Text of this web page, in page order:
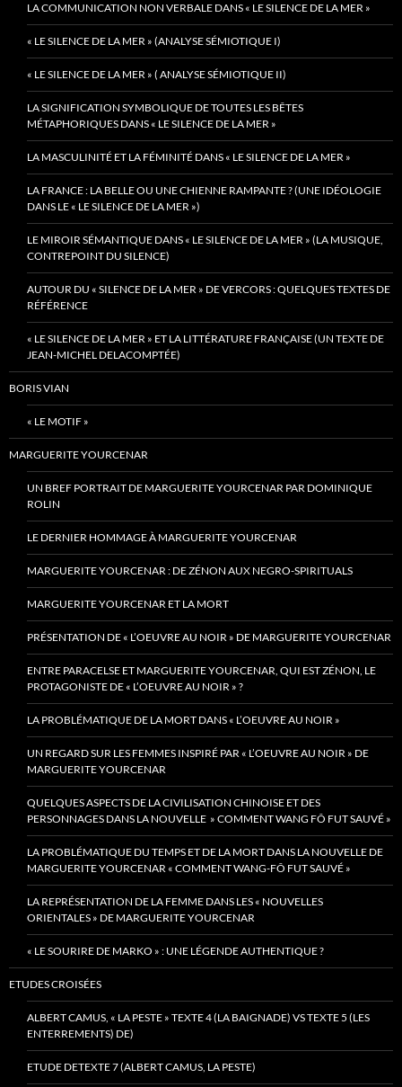
LA COMMUNICATION NON VERBALE DANS « LE SILENCE DE LA MER »
« LE SILENCE DE LA MER » (ANALYSE SÉMIOTIQUE I)
« LE SILENCE DE LA MER » ( ANALYSE SÉMIOTIQUE II)
LA SIGNIFICATION SYMBOLIQUE DE TOUTES LES BÊTES
MÉTAPHORIQUES DANS « LE SILENCE DE LA MER »
LA MASCULINITÉ ET LA FÉMINITÉ DANS « LE SILENCE DE LA MER »
LA FRANCE : LA BELLE OU UNE CHIENNE RAMPANTE ? (UNE IDÉOLOGIE
DANS LE « LE SILENCE DE LA MER »)
LE MIROIR SÉMANTIQUE DANS « LE SILENCE DE LA MER » (LA MUSIQUE,
CONTREPOINT DU SILENCE)
AUTOUR DU « SILENCE DE LA MER » DE VERCORS : QUELQUES TEXTES DE
RÉFÉRENCE
« LE SILENCE DE LA MER » ET LA LITTÉRATURE FRANÇAISE (UN TEXTE DE
JEAN-MICHEL DELACOMPTÉE)
BORIS VIAN
« LE MOTIF »
MARGUERITE YOURCENAR
UN BREF PORTRAIT DE MARGUERITE YOURCENAR PAR DOMINIQUE
ROLIN
LE DERNIER HOMMAGE À MARGUERITE YOURCENAR
MARGUERITE YOURCENAR : DE ZÉNON AUX NEGRO-SPIRITUALS
MARGUERITE YOURCENAR ET LA MORT
PRÉSENTATION DE « L’OEUVRE AU NOIR » DE MARGUERITE YOURCENAR
ENTRE PARACELSE ET MARGUERITE YOURCENAR, QUI EST ZÉNON, LE
PROTAGONISTE DE « L’OEUVRE AU NOIR » ?
LA PROBLÉMATIQUE DE LA MORT DANS « L’OEUVRE AU NOIR »
UN REGARD SUR LES FEMMES INSPIRÉ PAR « L’OEUVRE AU NOIR » DE
MARGUERITE YOURCENAR
QUELQUES ASPECTS DE LA CIVILISATION CHINOISE ET DES
PERSONNAGES DANS LA NOUVELLE » COMMENT WANG FÔ FUT SAUVÉ »
LA PROBLÉMATIQUE DU TEMPS ET DE LA MORT DANS LA NOUVELLE DE
MARGUERITE YOURCENAR « COMMENT WANG-FÔ FUT SAUVÉ »
LA REPRÉSENTATION DE LA FEMME DANS LES « NOUVELLES
ORIENTALES » DE MARGUERITE YOURCENAR
« LE SOURIRE DE MARKO » : UNE LÉGENDE AUTHENTIQUE ?
ETUDES CROISÉES
ALBERT CAMUS, « LA PESTE » TEXTE 4 (LA BAIGNADE) VS TEXTE 5 (LES
ENTERREMENTS) DE)
ETUDE DETEXTE 7 (ALBERT CAMUS, LA PESTE)